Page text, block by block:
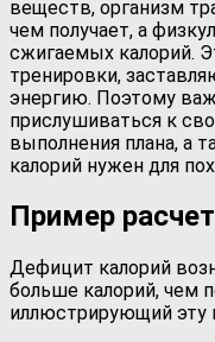
веществ, организм
чем получает, а
сжигаемых калорий.
тренировки,
энергию. Поэтому
прислушиваться к
выполнения плана, а
калорий нужен для
Пример
Дефицит калорий
больше калорий, чем
иллюстрирующий эту